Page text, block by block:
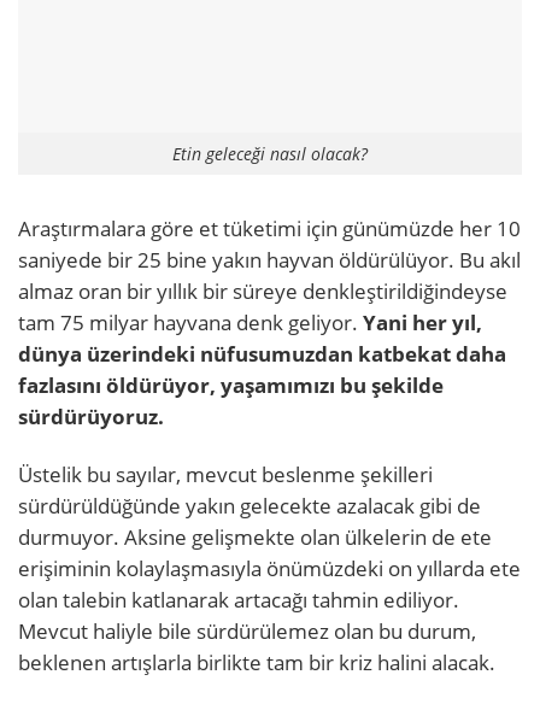
Etin geleceği nasıl olacak?
Araştırmalara göre et tüketimi için günümüzde her 10
saniyede bir 25 bine yakın hayvan öldürülüyor. Bu akıl
almaz oran bir yıllık bir süreye denkleştirildiğindeyse
tam 75 milyar hayvana denk geliyor. Yani her yıl,
dünya üzerindeki nüfusumuzdan katbekat daha
fazlasını öldürüyor, yaşamımızı bu şekilde
sürdürüyoruz.
Üstelik bu sayılar, mevcut beslenme şekilleri
sürdürüldüğünde yakın gelecekte azalacak gibi de
durmuyor. Aksine gelişmekte olan ülkelerin de ete
erişiminin kolaylaşmasıyla önümüzdeki on yıllarda ete
olan talebin katlanarak artacağı tahmin ediliyor.
Mevcut haliyle bile sürdürülemez olan bu durum,
beklenen artışlarla birlikte tam bir kriz halini alacak.